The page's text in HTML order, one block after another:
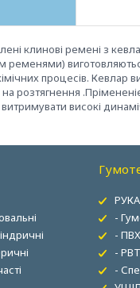
клинові ремені з
процесів. Кевлар
на розтягнення
високі
-
-
-
-